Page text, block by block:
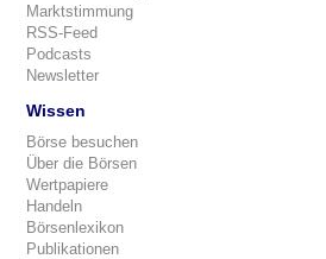
Marktstimmung
RSS-Feed
Podcasts
Newsletter
Wissen
Börse besuchen
Über die Börsen
Wertpapiere
Handeln
Börsenlexikon
Publikationen